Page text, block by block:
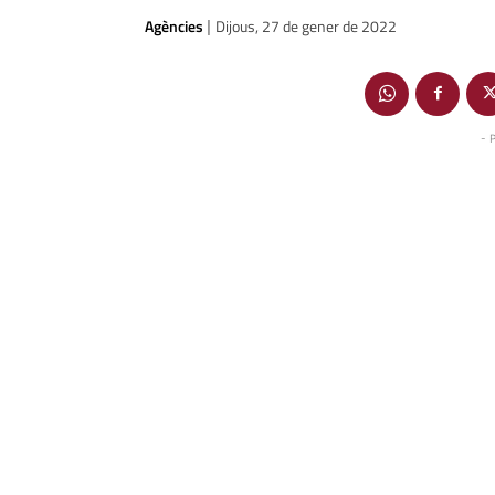
Agències | Dijous, 27 de gener de 2022
-